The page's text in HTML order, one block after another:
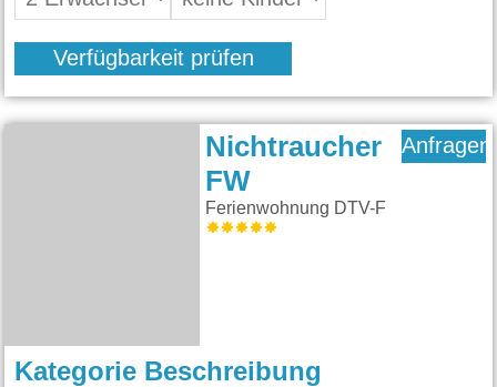
Verfügbarkeit prüfen
Nichtraucher
FW
Ferienwohnung DTV-F
Anfragen
Kategorie Beschreibung